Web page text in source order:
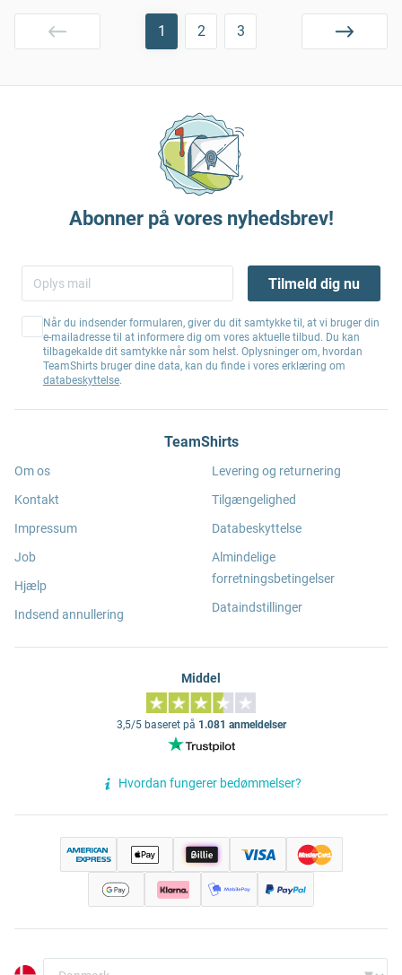
1 2 3
Abonner på vores nyhedsbrev!
Tilmeld dig nu
Når du indsender formularen, giver du dit samtykke til, at vi bruger din
e-mailadresse til at informere dig om vores aktuelle tilbud. Du kan
tilbagekalde dit samtykke når som helst. Oplysninger om, hvordan
TeamShirts bruger dine data, kan du finde i vores erklæring om
databeskyttelse.
TeamShirts
Om os
Kontakt
Impressum
Job
Hjælp
Indsend annullering
Levering og returnering
Tilgængelighed
Databeskyttelse
Almindelige
forretningsbetingelser
Dataindstillinger
Middel
3,5/5 baseret på 1.081 anmeldelser
Hvordan fungerer bedømmelser?